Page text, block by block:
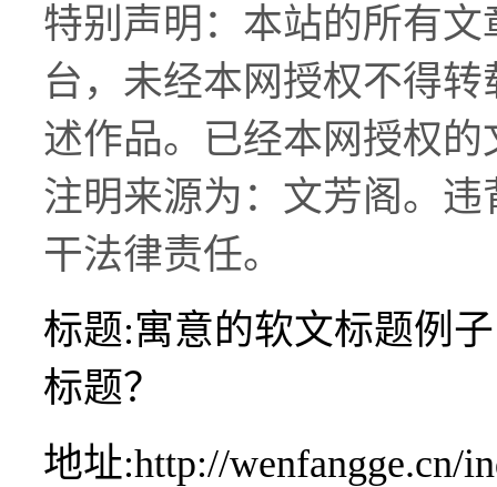
特别声明：本站的所有
台，未经本网授权不得
述作品。已经本网授权
注明来源为：文芳阁。
干法律责任。
标题:寓意的软文标题例
标题？
地址:http://wenfangge.cn/